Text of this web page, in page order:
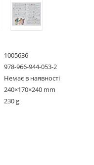
1005636
978-966-944-053-2
Немає в наявності
240×170×240 mm
230 g